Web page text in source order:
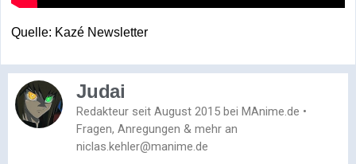
Quelle: Kazé Newsletter
Judai
Redakteur seit August 2015 bei MAnime.de •
Fragen, Anregungen & mehr an
niclas.kehler@manime.de